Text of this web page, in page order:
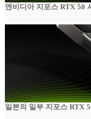
엔비디아 지포스 RTX 50
일본의 일부 지포스 RTX